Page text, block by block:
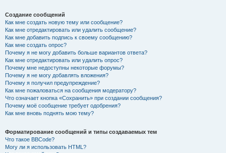
Создание сообщений
Как мне создать новую тему или сообщение?
Как мне отредактировать или удалить сообщение?
Как мне добавить подпись к своему сообщению?
Как мне создать опрос?
Почему я не могу добавить больше вариантов ответа?
Как мне отредактировать или удалить опрос?
Почему мне недоступны некоторые форумы?
Почему я не могу добавлять вложения?
Почему я получил предупреждение?
Как мне пожаловаться на сообщения модератору?
Что означает кнопка «Сохранить» при создании сообщения?
Почему моё сообщение требует одобрения?
Как мне вновь поднять мою тему?
Форматирование сообщений и типы создаваемых тем
Что такое BBCode?
Могу ли я использовать HTML?